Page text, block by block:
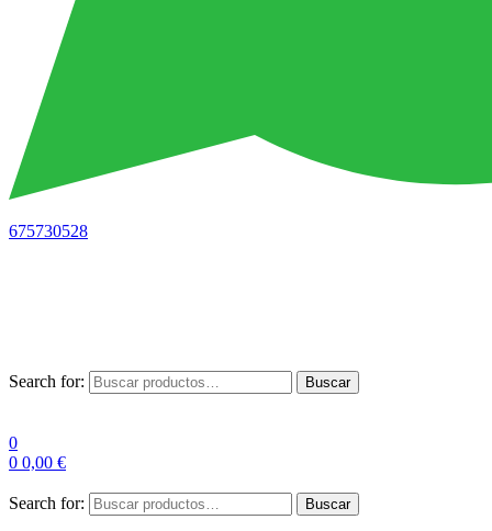
675730528
Search for: Buscar
0
0 0,00 €
Search for: Buscar